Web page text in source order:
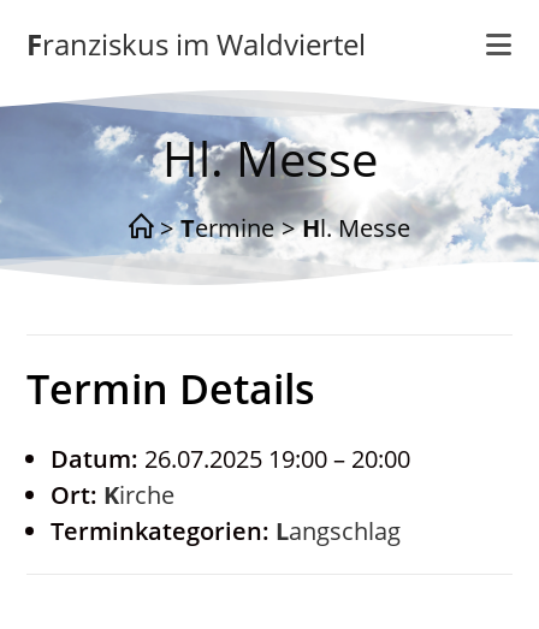
Inhalt
springenFranziskus im Waldviertel
Hl. Messe
> Termine > Hl. Messe
Termin Details
Datum: 26.07.2025 19:00– 20:00
Ort:
Kirche
Terminkategorien:
Langschlag